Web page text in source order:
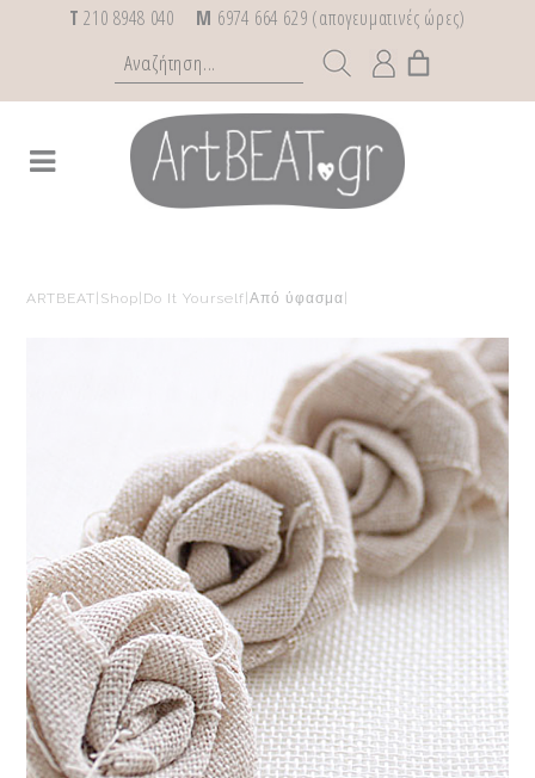
T 210 8948 040 M 6974 664 629 (απογευματινές ώρες)
ARTBEAT Shop Do It Yourself |Από ύφασμα